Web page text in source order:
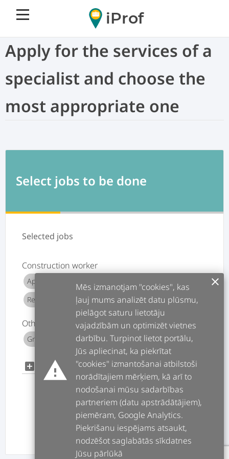
iProf
Apply for the services of a
specialist and choose the
most appropriate one
Select jobs to be done
Selected jobs
Construction worker
Apartments repair
Repair Minor repairs add
Other
Grīdu ieklāšana add
add_box add
PREV NEXT
warning
Mēs izmanotjam "cookies", kas
ļauj mums analizēt datu plūsmu,
pielāgot saturu lietotāju
vajadzībām un optimizēt vietnes
darbību. Turpinot lietot portālu,
Jūs apliecinat, ka piekrītat
"cookies" izmantošanai atbilstoši
norādītajiem mērķiem, kā arī to
nodošanai mūsu sadarbības
partneriem (datu apstrādātājiem),
piemēram, Google Analytics.
Piekrišanu iespējams atsaukt,
nodzēšot saglabātās sīkdatnes
Jūsu pārlūkā
clear